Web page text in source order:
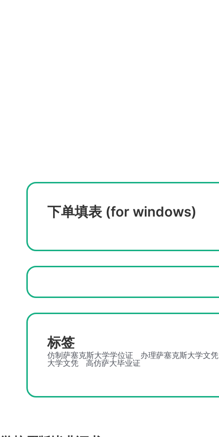
下单填表 (for windows)
标签
仿制萨塞克斯大学学位证 办理萨塞克斯大学文凭
大学文凭
高仿萨大毕业证